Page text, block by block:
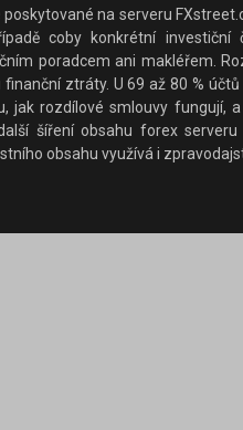
na serveru
coby konkrétní investiční
poradcem ani makléřem.
ztráty. U 69 až 80 %
jak rozdílové smlouvy fungují,
šíření obsahu forex
obsahu využívá i